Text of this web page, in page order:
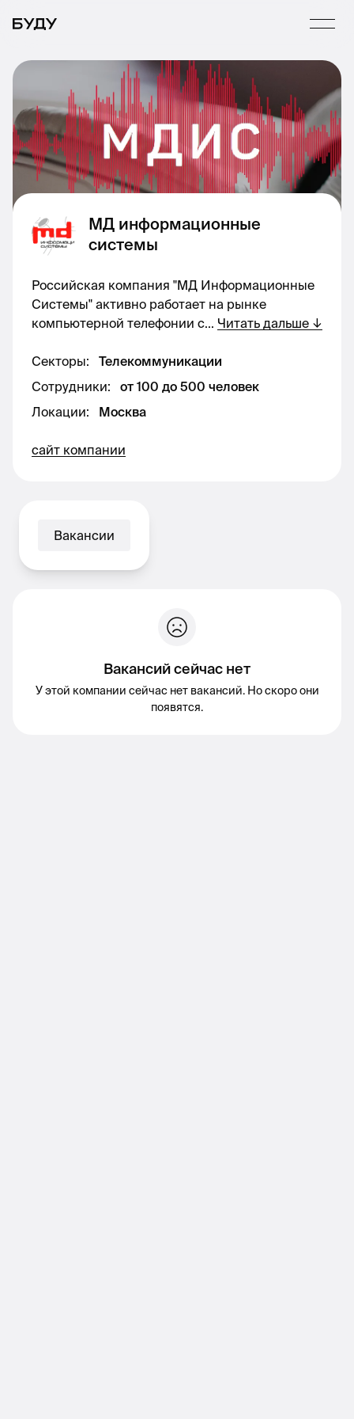
МД информационные
системы
Российская компания "MД Информационные
Системы" активно работает на рынке
компьютерной телефонии с... Читать дальше ↓
Секторы:
Телекоммуникации
Сотрудники:
от 100 до 500 человек
Локации: Москва
сайт компании
Вакансии
Вакансий сейчас нет
У этой компании сейчас нет вакансий. Но скоро они
появятся.